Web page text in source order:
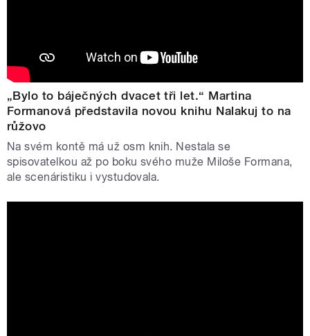
„Bylo to báječných dvacet tři let.“ Martina
Formanová představila novou knihu Nalakuj to na
růžovo
Na svém kontě má už osm knih. Nestala se
spisovatelkou až po boku svého muže Miloše Formana,
ale scenáristiku i vystudovala.